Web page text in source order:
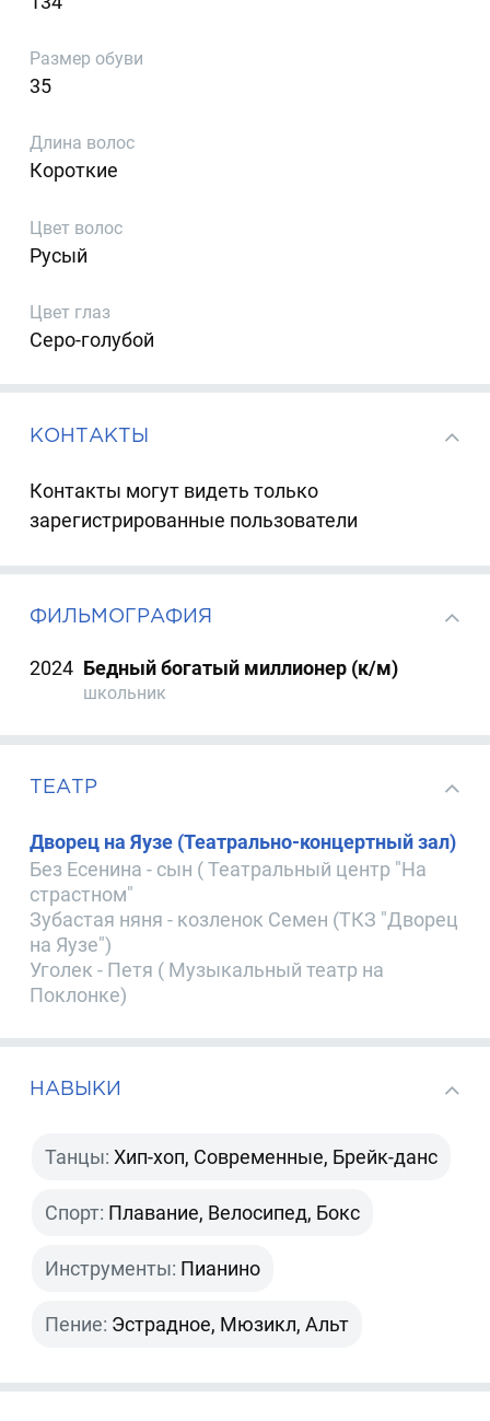
Размер обуви
35
Длина волос
Короткие
Цвет волос
Русый
Цвет глаз
Серо-голубой
КОНТАКТЫ
Контакты могут видеть только
зарегистрированные пользователи
ФИЛЬМОГРАФИЯ
2024 Бедный богатый миллионер (к/м)
школьник
ТЕАТР
Дворец на Яузе (Театрально-концертный зал)
Без Есенина - сын ( Театральный центр "На
страстном"
Зубастая няня - козленок Семен (ТКЗ "Дворец
на Яузе")
Уголек - Петя ( Музыкальный театр на
Поклонке)
НАВЫКИ
Танцы: Хип-хоп, Современные, Брейк-данс
Спорт: Плавание, Велосипед, Бокс
Инструменты: Пианино
Пение: Эстрадное, Мюзикл, Альт